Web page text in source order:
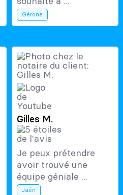
Gérone
Gilles M.
Je peux prétendre
avoir trouvé une
équipe géniale ...
Jaén